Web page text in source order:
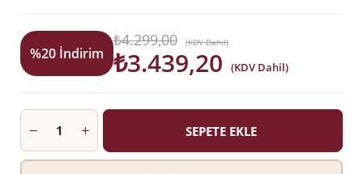
%20 İndirim
₺4.299,00 (KDV Dahil)
₺3.439,20 (KDV Dahil)